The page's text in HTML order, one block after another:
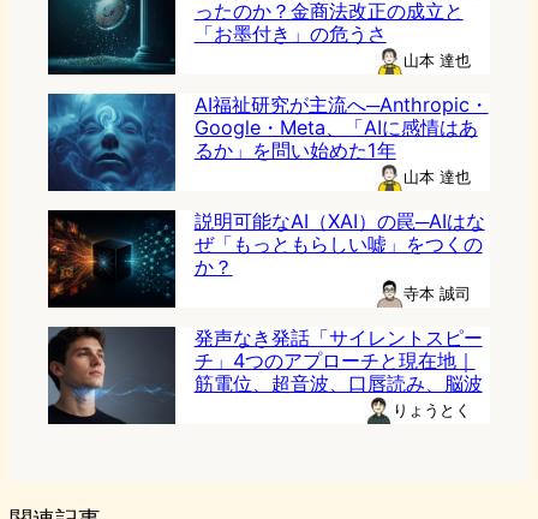
ったのか？金商法改正の成立と
「お墨付き」の危うさ
山本 達也
AI福祉研究が主流へ─Anthropic・
Google・Meta、「AIに感情はあ
るか」を問い始めた1年
山本 達也
説明可能なAI（XAI）の罠─AIはな
ぜ「もっともらしい嘘」をつくの
か？
寺本 誠司
発声なき発話「サイレントスピー
チ」4つのアプローチと現在地｜
筋電位、超音波、口唇読み、脳波
りょうとく